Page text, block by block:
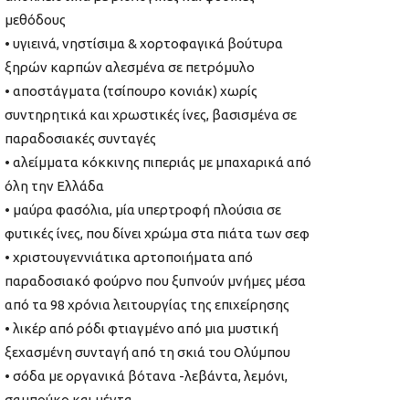
μεθόδους
• υγιεινά, νηστίσιμα & χορτοφαγικά βούτυρα
ξηρών καρπών αλεσμένα σε πετρόμυλο
• αποστάγματα (τσίπουρο κονιάκ) χωρίς
συντηρητικά και χρωστικές ίνες, βασισμένα σε
παραδοσιακές συνταγές
• αλείμματα κόκκινης πιπεριάς με μπαχαρικά από
όλη την Ελλάδα
• μαύρα φασόλια, μία υπερτροφή πλούσια σε
φυτικές ίνες, που δίνει χρώμα στα πιάτα των σεφ
• χριστουγεννιάτικα αρτοποιήματα από
παραδοσιακό φούρνο που ξυπνούν μνήμες μέσα
από τα 98 χρόνια λειτουργίας της επιχείρησης
• λικέρ από ρόδι φτιαγμένο από μια μυστική
ξεχασμένη συνταγή από τη σκιά του Ολύμπου
• σόδα με οργανικά βότανα -λεβάντα, λεμόνι,